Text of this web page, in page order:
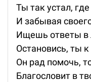
Ты так устал,
И забывая
Ищешь ответы в
Остановись, ты к
Он рад помочь,
Благословит в